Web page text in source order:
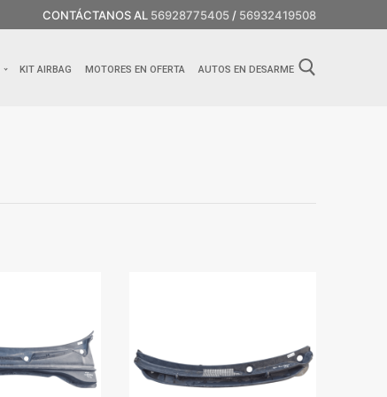
CONTÁCTANOS AL 56928775405 / 56932419508
KIT AIRBAG MOTORES EN OFERTA AUTOS EN DESARME